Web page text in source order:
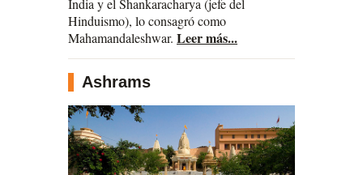
India y el Shankaracharya (jefe del
Hinduismo), lo consagró como
Mahamandaleshwar. Leer más...
Ashrams